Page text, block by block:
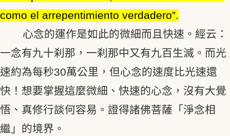
como el arrepentimiento verdadero”.
心念的運作是如此的微細而且快速。經云：
一念有九十刹那，一刹那中又有九百生滅。而光
速約為每秒30萬公里，但心念的速度比光速還
快！想要掌握這麼微細、快速的心念，沒有大覺
悟、真修行談何容易。證得諸佛菩薩「淨念相
繼」的境界。